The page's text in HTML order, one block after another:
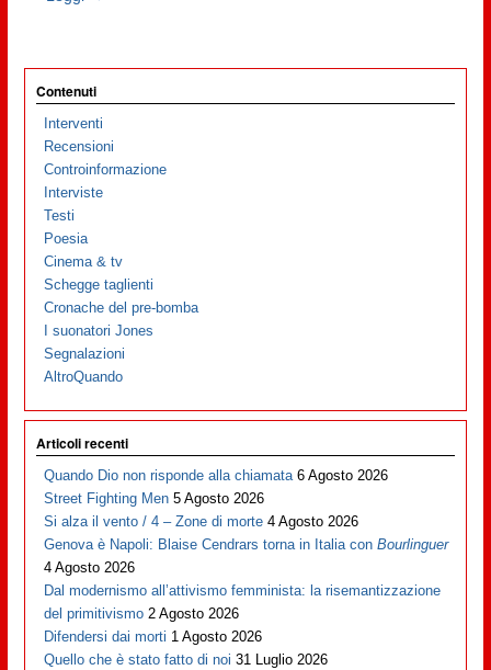
Contenuti
Interventi
Recensioni
Controinformazione
Interviste
Testi
Poesia
Cinema & tv
Schegge taglienti
Cronache del pre-bomba
I suonatori Jones
Segnalazioni
AltroQuando
Articoli recenti
Quando Dio non risponde alla chiamata 6 Agosto 2026
Street Fighting Men 5 Agosto 2026
Si alza il vento / 4 – Zone di morte 4 Agosto 2026
Genova è Napoli: Blaise Cendrars torna in Italia conBourlinguer
4 Agosto 2026
Dal modernismo all’attivismo femminista: la risemantizzazione
del primitivismo 2 Agosto 2026
Difendersi dai morti 1 Agosto 2026
Quello che è stato fatto di noi 31 Luglio 2026